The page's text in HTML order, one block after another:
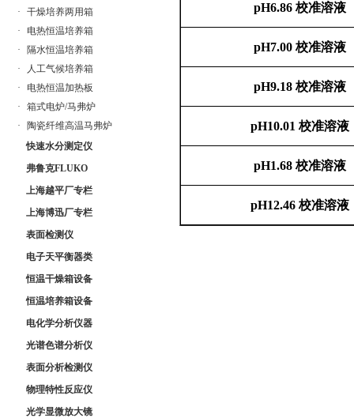
·
干燥培养两用箱
·
电热恒温培养箱
·
隔水恒温培养箱
·
人工气候培养箱
·
电热恒温加热板
·
箱式电炉/马弗炉
·
陶瓷纤维高温马弗炉
快速水分测定仪
弗鲁克FLUKO
上海越平厂专栏
上海博迅厂专栏
表面检测仪
电子天平衡器类
恒温干燥箱设备
恒温培养箱设备
电化学分析仪器
光谱色谱分析仪
表面分析检测仪
物理特性反应仪
光学显微放大镜
pH6.86 校准溶液
pH7.00 校准溶液
pH9.18 校准溶液
pH10.01 校准溶液
pH1.68 校准溶液
pH12.46 校准溶液